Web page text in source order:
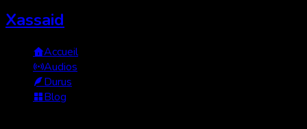
Xassaid
Accueil
Audios
Durus
Blog